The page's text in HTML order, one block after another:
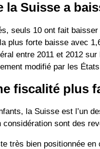
Suisse a
seuls 10 ont fait
plus forte baisse avec
entre 2011 et 2012
modifié par les
fiscalité plus
la Suisse est l’un
sont des
très bien positionnée